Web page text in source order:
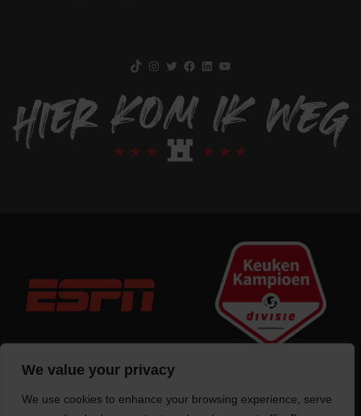
We value your privacy
We use cookies to enhance your browsing experience, serve